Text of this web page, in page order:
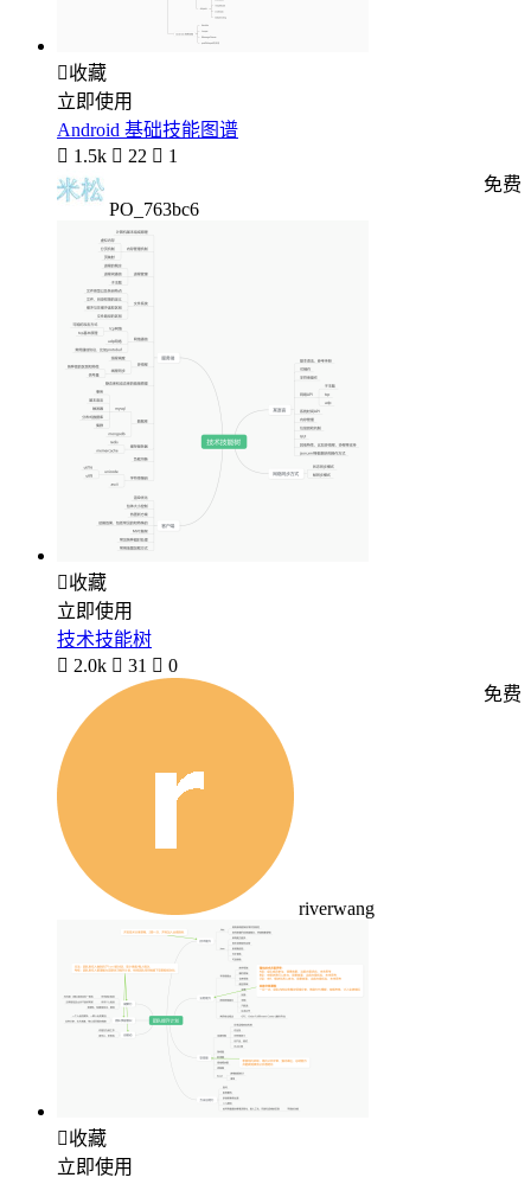
收藏
立即使用
Android 基础技能图谱
 1.5k  22  1
PO_763bc6
免费
收藏
立即使用
技术技能树
 2.0k  31  0
riverwang
免费
收藏
立即使用